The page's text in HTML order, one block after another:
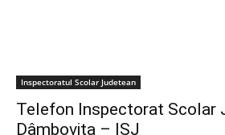
Inspectoratul Scolar Judetean
Telefon Inspectorat Scolar
Dâmbovița – ISJ